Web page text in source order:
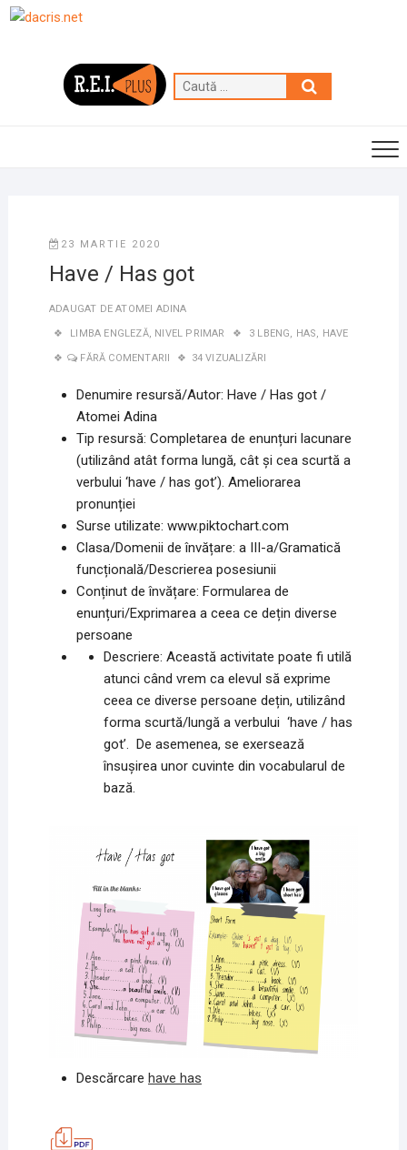
Skip
Caută
…
23 MARTIE 2020
Have / Has got
ADAUGAT DEATOMEI ADINA
LIMBA ENGLEZĂ, NIVEL PRIMAR 3 LBENG, HAS, HAVE
FĂRĂ COMENTARII 34 VIZUALIZĂRI
Denumire resursă/Autor: Have / Has got /
Atomei Adina
Tip resursă: Completarea de enunțuri lacunare
(utilizând atât forma lungă, cât și cea scurtă a
verbului ‘have / has got’). Ameliorarea
pronunției
Surse utilizate: www.piktochart.com
Clasa/Domenii de învățare: a III-a/Gramatică
funcțională/Descrierea posesiunii
Conținut de învățare: Formularea de
enunțuri/Exprimarea a ceea ce dețin diverse
persoane
Descriere: Această activitate poate fi utilă
atunci când vrem ca elevul să exprime
ceea ce diverse persoane dețin, utilizând
forma scurtă/lungă a verbului ‘have / has
got’. De asemenea, se exersează
însușirea unor cuvinte din vocabularul de
bază.
Descărcare have has